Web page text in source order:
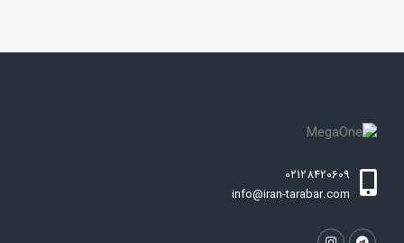
02128420609
info@iran-tarabar.com